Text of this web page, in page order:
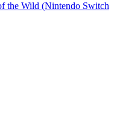
the Wild (Nintendo Switch